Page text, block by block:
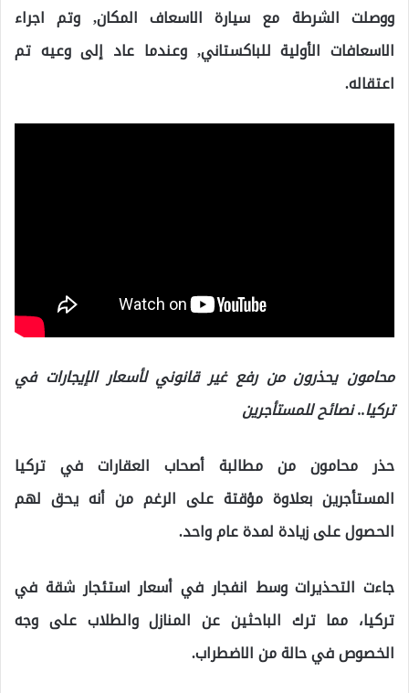
ووصلت الشرطة مع سيارة الاسعاف المكان, وتم اجراء
الاسعافات الأولية للباكستاني, وعندما عاد إلى وعيه تم
اعتقاله.
محامون يحذرون من رفع غير قانوني لأسعار الإيجارات في
تركيا.. نصائح للمستأجرين
حذر محامون من مطالبة أصحاب العقارات في تركيا
المستأجرين بعلاوة مؤقتة على الرغم من أنه يحق لهم
الحصول على زيادة لمدة عام واحد.
جاءت التحذيرات وسط انفجار في أسعار استئجار شقة في
تركيا، مما ترك الباحثين عن المنازل والطلاب على وجه
الخصوص في حالة من الاضطراب.